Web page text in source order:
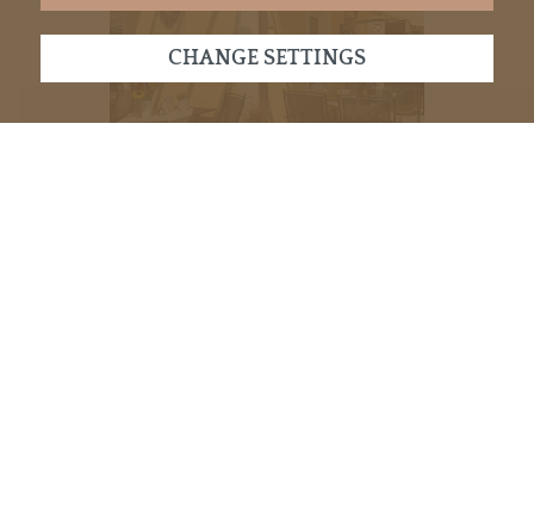
CHANGE SETTINGS